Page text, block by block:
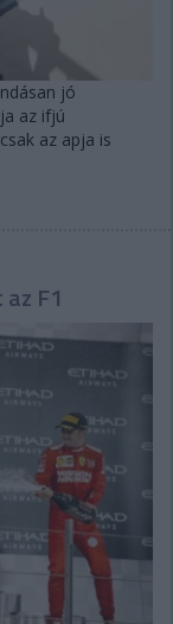
jó
az ifjú
az apja is
F1